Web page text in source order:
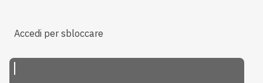
Accedi per sbloccare